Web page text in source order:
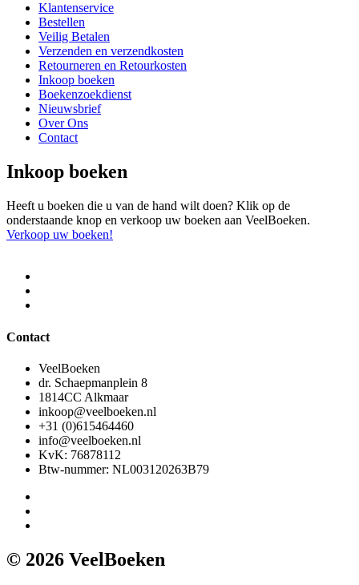
Klantenservice
Bestellen
Veilig Betalen
Verzenden en verzendkosten
Retourneren en Retourkosten
Inkoop boeken
Boekenzoekdienst
Nieuwsbrief
Over Ons
Contact
Inkoop boeken
Heeft u boeken die u van de hand wilt doen? Klik op de
onderstaande knop en verkoop uw boeken aan VeelBoeken.
Verkoop uw boeken!
Contact
VeelBoeken
dr. Schaepmanplein 8
1814CC Alkmaar
inkoop@veelboeken.nl
+31 (0)615464460
info@veelboeken.nl
KvK: 76878112
Btw-nummer: NL003120263B79
© 2026 VeelBoeken